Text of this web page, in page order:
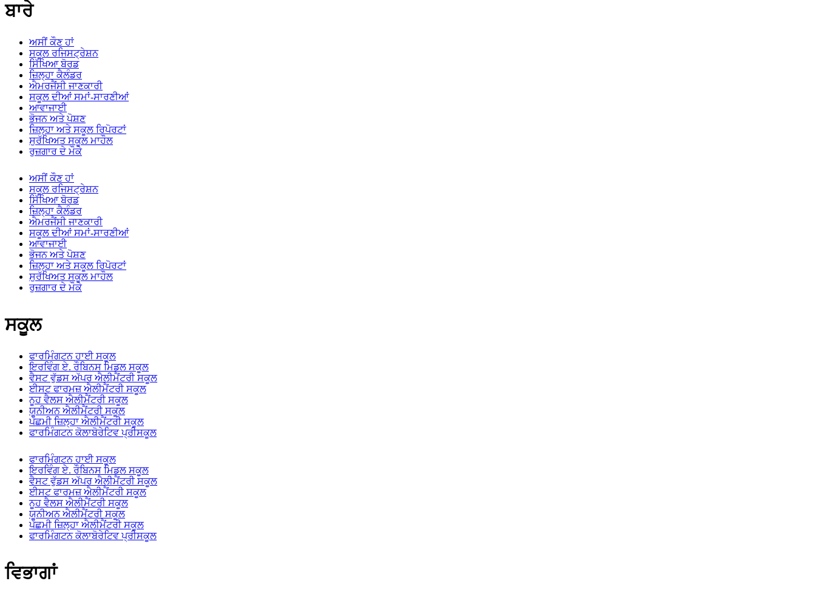
ਬਾਰੇ
ਅਸੀਂ ਕੌਣ ਹਾਂ
ਸਕੂਲ ਰਜਿਸਟ੍ਰੇਸ਼ਨ
ਸਿੱਖਿਆ ਬੋਰਡ
ਜ਼ਿਲ੍ਹਾ ਕੈਲੰਡਰ
ਐਮਰਜੈਂਸੀ ਜਾਣਕਾਰੀ
ਸਕੂਲ ਦੀਆਂ ਸਮਾਂ-ਸਾਰਣੀਆਂ
ਆਵਾਜਾਈ
ਭੋਜਨ ਅਤੇ ਪੋਸ਼ਣ
ਜ਼ਿਲ੍ਹਾ ਅਤੇ ਸਕੂਲ ਰਿਪੋਰਟਾਂ
ਸੁਰੱਖਿਅਤ ਸਕੂਲ ਮਾਹੌਲ
ਰੁਜ਼ਗਾਰ ਦੇ ਮੌਕੇ
ਅਸੀਂ ਕੌਣ ਹਾਂ
ਸਕੂਲ ਰਜਿਸਟ੍ਰੇਸ਼ਨ
ਸਿੱਖਿਆ ਬੋਰਡ
ਜ਼ਿਲ੍ਹਾ ਕੈਲੰਡਰ
ਐਮਰਜੈਂਸੀ ਜਾਣਕਾਰੀ
ਸਕੂਲ ਦੀਆਂ ਸਮਾਂ-ਸਾਰਣੀਆਂ
ਆਵਾਜਾਈ
ਭੋਜਨ ਅਤੇ ਪੋਸ਼ਣ
ਜ਼ਿਲ੍ਹਾ ਅਤੇ ਸਕੂਲ ਰਿਪੋਰਟਾਂ
ਸੁਰੱਖਿਅਤ ਸਕੂਲ ਮਾਹੌਲ
ਰੁਜ਼ਗਾਰ ਦੇ ਮੌਕੇ
ਸਕੂਲ
ਫਾਰਮਿੰਗਟਨ ਹਾਈ ਸਕੂਲ
ਇਰਵਿੰਗ ਏ. ਰੌਬਿਨਸ ਮਿਡਲ ਸਕੂਲ
ਵੈਸਟ ਵੁੱਡਸ ਅੱਪਰ ਐਲੀਮੈਂਟਰੀ ਸਕੂਲ
ਈਸਟ ਫਾਰਮਜ਼ ਐਲੀਮੈਂਟਰੀ ਸਕੂਲ
ਨੂਹ ਵੈਲਸ ਐਲੀਮੈਂਟਰੀ ਸਕੂਲ
ਯੂਨੀਅਨ ਐਲੀਮੈਂਟਰੀ ਸਕੂਲ
ਪੱਛਮੀ ਜ਼ਿਲ੍ਹਾ ਐਲੀਮੈਂਟਰੀ ਸਕੂਲ
ਫਾਰਮਿੰਗਟਨ ਕੋਲਾਬੋਰੇਟਿਵ ਪ੍ਰੀਸਕੂਲ
ਫਾਰਮਿੰਗਟਨ ਹਾਈ ਸਕੂਲ
ਇਰਵਿੰਗ ਏ. ਰੌਬਿਨਸ ਮਿਡਲ ਸਕੂਲ
ਵੈਸਟ ਵੁੱਡਸ ਅੱਪਰ ਐਲੀਮੈਂਟਰੀ ਸਕੂਲ
ਈਸਟ ਫਾਰਮਜ਼ ਐਲੀਮੈਂਟਰੀ ਸਕੂਲ
ਨੂਹ ਵੈਲਸ ਐਲੀਮੈਂਟਰੀ ਸਕੂਲ
ਯੂਨੀਅਨ ਐਲੀਮੈਂਟਰੀ ਸਕੂਲ
ਪੱਛਮੀ ਜ਼ਿਲ੍ਹਾ ਐਲੀਮੈਂਟਰੀ ਸਕੂਲ
ਫਾਰਮਿੰਗਟਨ ਕੋਲਾਬੋਰੇਟਿਵ ਪ੍ਰੀਸਕੂਲ
ਵਿਭਾਗਾਂ